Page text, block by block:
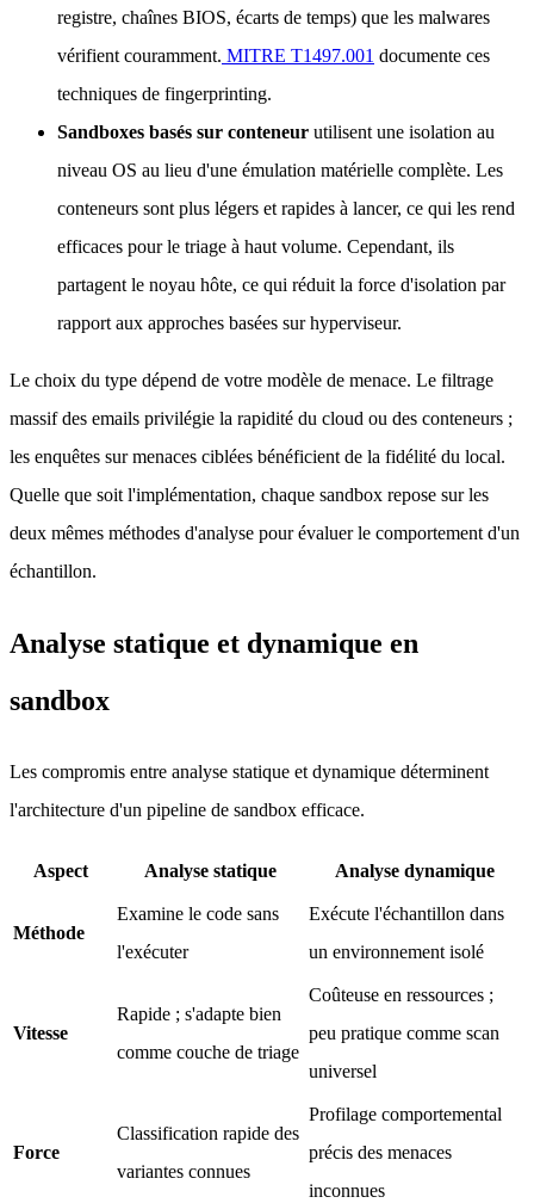
registre, chaînes BIOS, écarts de temps) que les malwares
vérifient couramment. MITRE T1497.001 documente ces
techniques de fingerprinting.
Sandboxes basés sur conteneur utilisent une isolation au
niveau OS au lieu d'une émulation matérielle complète. Les
conteneurs sont plus légers et rapides à lancer, ce qui les rend
efficaces pour le triage à haut volume. Cependant, ils
partagent le noyau hôte, ce qui réduit la force d'isolation par
rapport aux approches basées sur hyperviseur.
Le choix du type dépend de votre modèle de menace. Le filtrage
massif des emails privilégie la rapidité du cloud ou des conteneurs ;
les enquêtes sur menaces ciblées bénéficient de la fidélité du local.
Quelle que soit l'implémentation, chaque sandbox repose sur les
deux mêmes méthodes d'analyse pour évaluer le comportement d'un
échantillon.
Analyse statique et dynamique en
sandbox
Les compromis entre analyse statique et dynamique déterminent
l'architecture d'un pipeline de sandbox efficace.
Aspect Analyse statique Analyse dynamique
Méthode
Examine le code sans
l'exécuter
Exécute l'échantillon dans
un environnement isolé
Vitesse
Rapide ; s'adapte bien
comme couche de triage
Coûteuse en ressources ;
peu pratique comme scan
universel
Force
Classification rapide des
variantes connues
Profilage comportemental
précis des menaces
inconnues